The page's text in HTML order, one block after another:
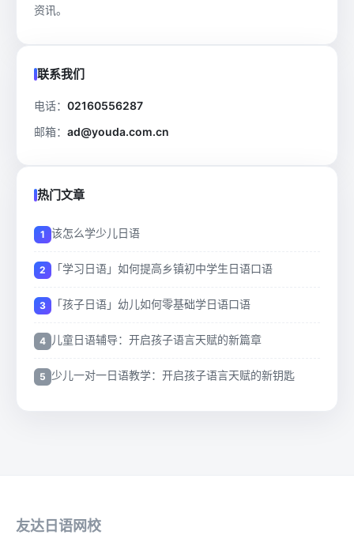
资讯。
联系我们
电话： 02160556287
邮箱： ad@youda.com.cn
热门文章
该怎么学少儿日语
「学习日语」如何提高乡镇初中学生日语口语
「孩子日语」幼儿如何零基础学日语口语
儿童日语辅导：开启孩子语言天赋的新篇章
少儿一对一日语教学：开启孩子语言天赋的新钥匙
友达日语网校